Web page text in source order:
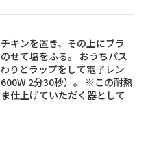
キンを置き、その上にブラ
せて塩をふる。 おうちパス
りとラップをして電子レン
2分30秒）。 ※この耐熱
仕上げていただく器として